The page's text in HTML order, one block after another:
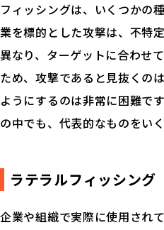
フィッシングは、いくつかの
業を標的とした攻撃は、不特
異なり、ターゲットに合わせ
ため、攻撃であると見抜くの
ようにするのは非常に困難で
の中でも、代表的なものをい
ラテラルフィッシング
企業や組織で実際に使用され